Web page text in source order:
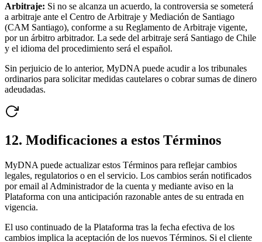
Arbitraje: Si no se alcanza un acuerdo, la controversia se someterá
a arbitraje ante el Centro de Arbitraje y Mediación de Santiago
(CAM Santiago), conforme a su Reglamento de Arbitraje vigente,
por un árbitro arbitrador. La sede del arbitraje será Santiago de Chile
y el idioma del procedimiento será el español.
Sin perjuicio de lo anterior, MyDNA puede acudir a los tribunales
ordinarios para solicitar medidas cautelares o cobrar sumas de dinero
adeudadas.
12. Modificaciones a estos Términos
MyDNA puede actualizar estos Términos para reflejar cambios
legales, regulatorios o en el servicio. Los cambios serán notificados
por email al Administrador de la cuenta y mediante aviso en la
Plataforma con una anticipación razonable antes de su entrada en
vigencia.
El uso continuado de la Plataforma tras la fecha efectiva de los
cambios implica la aceptación de los nuevos Términos. Si el cliente